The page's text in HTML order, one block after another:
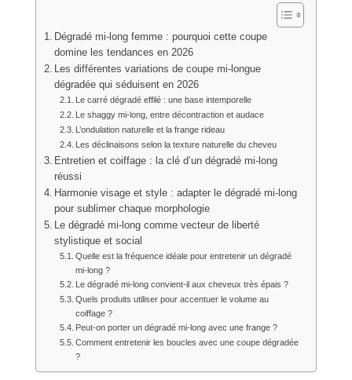
Dégradé mi-long femme : pourquoi cette coupe
domine les tendances en 2026
Les différentes variations de coupe mi-longue
dégradée qui séduisent en 2026
Le carré dégradé effilé : une base intemporelle
Le shaggy mi-long, entre décontraction et audace
L’ondulation naturelle et la frange rideau
Les déclinaisons selon la texture naturelle du cheveu
Entretien et coiffage : la clé d’un dégradé mi-long
réussi
Harmonie visage et style : adapter le dégradé mi-long
pour sublimer chaque morphologie
Le dégradé mi-long comme vecteur de liberté
stylistique et social
Quelle est la fréquence idéale pour entretenir un dégradé
mi-long ?
Le dégradé mi-long convient-il aux cheveux très épais ?
Quels produits utiliser pour accentuer le volume au
coiffage ?
Peut-on porter un dégradé mi-long avec une frange ?
Comment entretenir les boucles avec une coupe dégradée
?